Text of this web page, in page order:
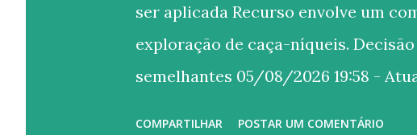
ser aplicada Recurso envolve um
exploração de caça-níqueis.
semelhantes 05/08/2026 19:58 -
COMPARTILHAR POSTAR UM COMENTÁRIO